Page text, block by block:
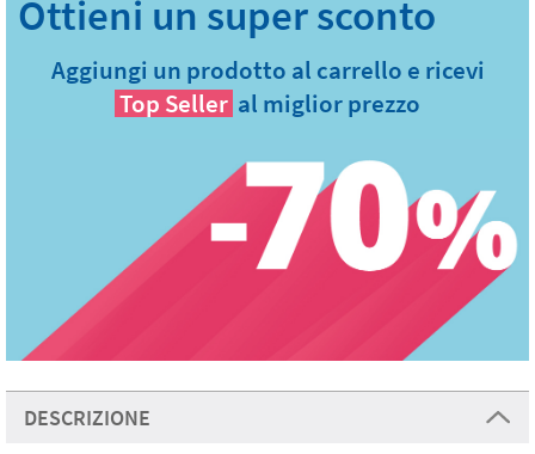
Aggiungi un prodotto al carrello e ricevi
Top Seller al miglior prezzo
DESCRIZIONE